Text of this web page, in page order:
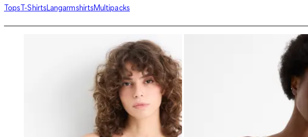
TopsT-ShirtsLangarmshirtsMultipacks